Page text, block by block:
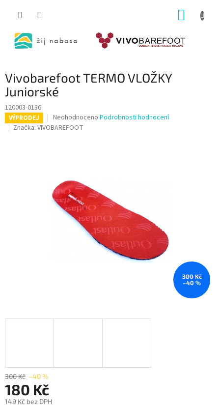
Vivobarefoot TERMO VLOŽKY
Juniorské
120003-0136
VÝPRODEJ
Průměrné
hodnocení
hvězdiček.
Neohodnoceno Podrobnosti hodnocení
Značka: VIVOBAREFOOT
300 Kč
–40 %
300 Kč –40 %
180 Kč
149 Kč bez DPH